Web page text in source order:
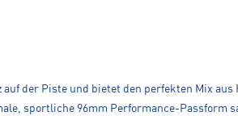
der Piste und bietet den perfekten Mix aus
sportliche 96mm Performance-Passform